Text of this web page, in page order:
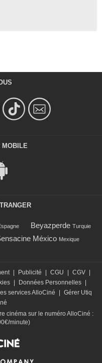
MOBILE
Beyazperde Turquie
México Mexique
Publicité CGU CGV
Données Personnelles
services AlloCiné
Gérer Utiq
cinéma sur le numéro AlloCiné :
minute)